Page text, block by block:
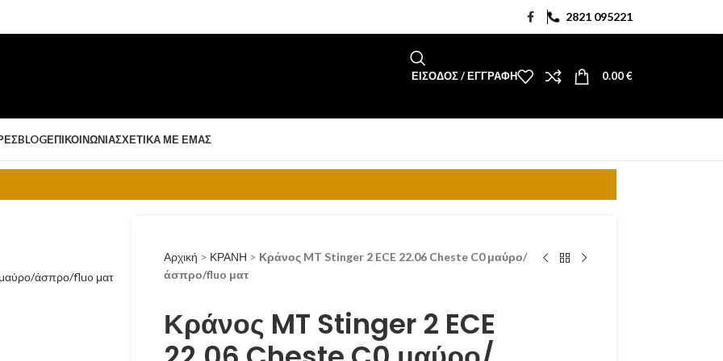
2821 095221
ΕΊΣΟΔΟΣ / ΕΓΓΡΑΦΉ 0.00€
BLOGΕΠΙΚΟΙΝΩΝΊΑΣΧΕΤΙΚΆ ΜΕ ΕΜΆΣ
Αρχική > ΚΡΑΝΗ > Κράνος MT Stinger 2 ECE 22.06 Cheste C0 μαύρο/
άσπρο/fluo ματ
Κράνος MT Stinger 2 ECE